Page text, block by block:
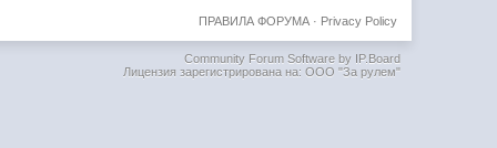
Privacy Policy
ПРАВИЛА ФОРУМА·
Community Forum Software by IP.Board
Лицензия зарегистрирована на: ООО "За рулем"